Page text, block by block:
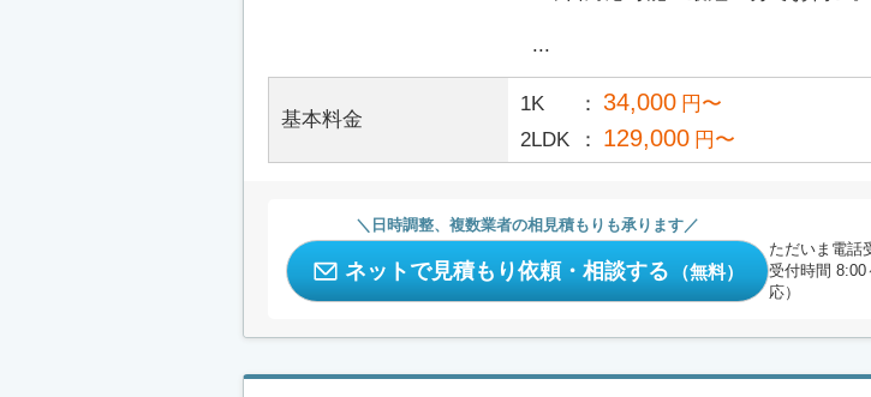
...
基本料金
1K 34,000 円〜
2LDK
129,000 円〜
日時調整、複数業者の相見積もりも承ります
ネットで見積もり依頼・相談する （無料）
ただいま電話
受付時間 8:00
応）